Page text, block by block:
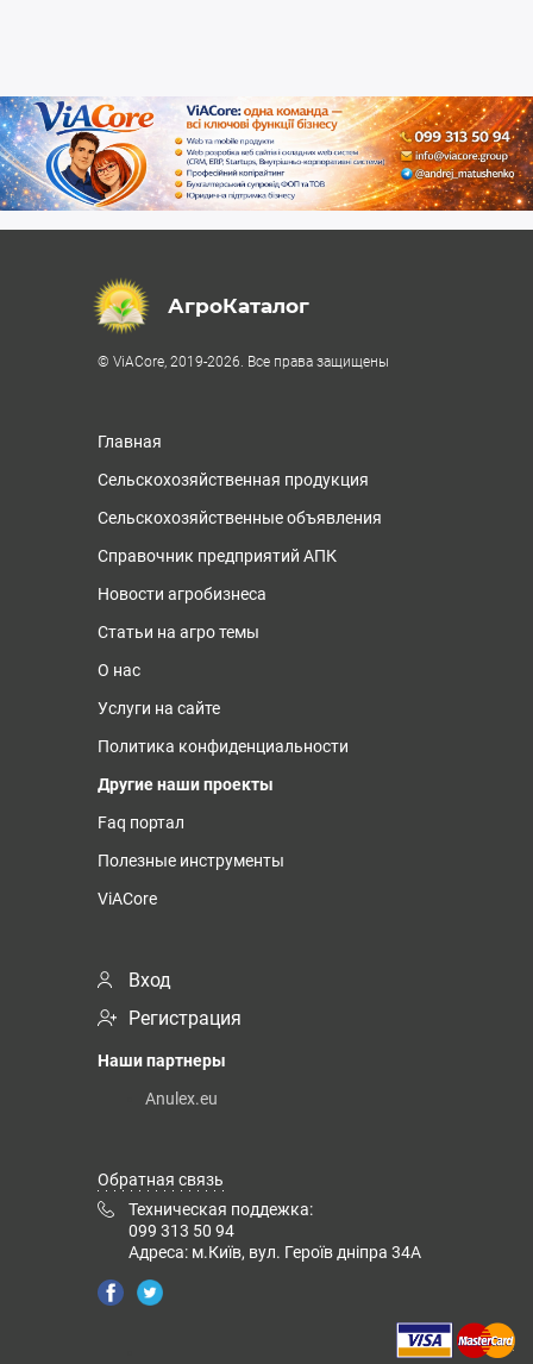
АгроКаталог
© ViACore, 2019-2026. Все права защищены
Главная
Сельскохозяйственная продукция
Сельскохозяйственные объявления
Справочник предприятий АПК
Новости агробизнеса
Статьи на агро темы
О нас
Услуги на сайте
Политика конфиденциальности
Другие наши проекты
Faq портал
Полезные инструменты
ViACore
Вход
Регистрация
Наши партнеры
Anulex.eu
Обратная связь
Техническая поддежка:
099 313 50 94
Адреса: м.Київ, вул. Героїв дніпра 34А